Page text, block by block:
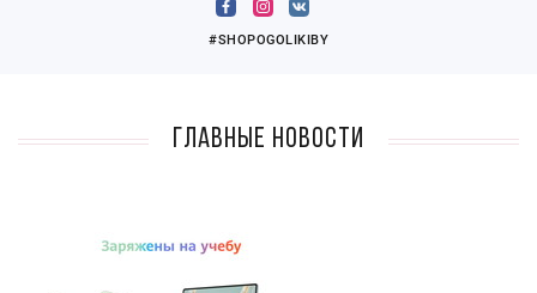
#SHOPOGOLIKIBY
Главные новости